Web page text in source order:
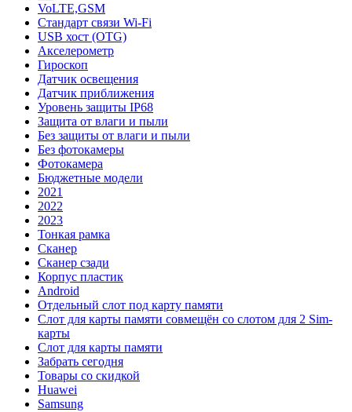
VoLTE,GSM
Стандарт связи Wi-Fi
USB хост (OTG)
Акселерометр
Гироскоп
Датчик освещения
Датчик приближения
Уровень защиты IP68
Защита от влаги и пыли
Без защиты от влаги и пыли
Без фотокамеры
Фотокамера
Бюджетные модели
2021
2022
2023
Тонкая рамка
Сканер
Сканер сзади
Корпус пластик
Android
Отдельный слот под карту памяти
Слот для карты памяти совмещён со слотом для 2 Sim-
карты
Слот для карты памяти
Забрать сегодня
Товары со скидкой
Huawei
Samsung